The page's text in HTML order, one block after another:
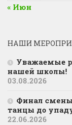
« Июн
НАШИ
Уважаемые
нашей школы!
03.08.2026
Финал смены
танцы до
22.06.2026